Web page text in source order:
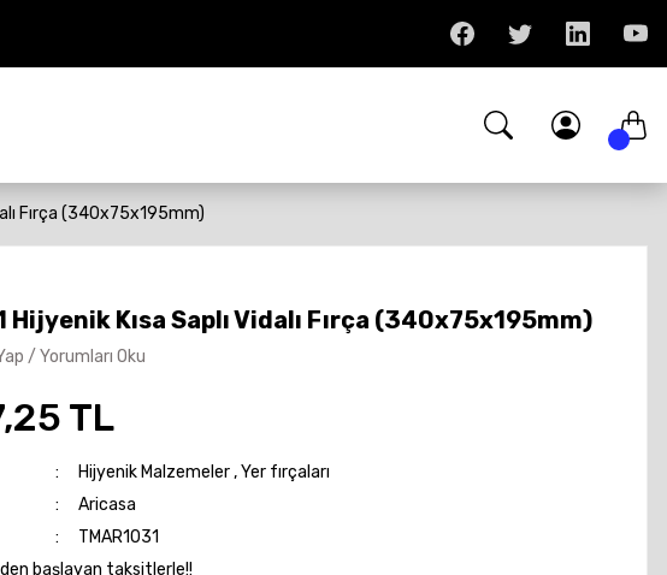
Fırça (340x75x195mm)
Hijyenik Kısa Saplı Vidalı Fırça (340x75x195mm)
/ Yorumları Oku
TL
Hijyenik Malzemeler,Yer fırçaları
Aricasa
TMAR1031
başlayan taksitlerle!!